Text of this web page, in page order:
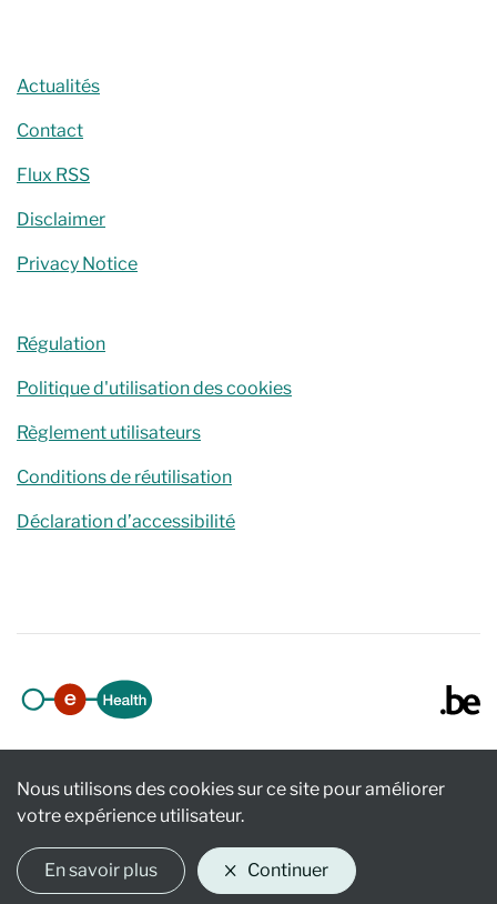
Actualités
Contact
Flux RSS
Disclaimer
Privacy Notice
Régulation
Politique d'utilisation des cookies
Règlement utilisateurs
Conditions de réutilisation
Déclaration d’accessibilité
Nous utilisons des cookies sur ce site pour améliorer
votre expérience utilisateur.
En savoir plus Continuer